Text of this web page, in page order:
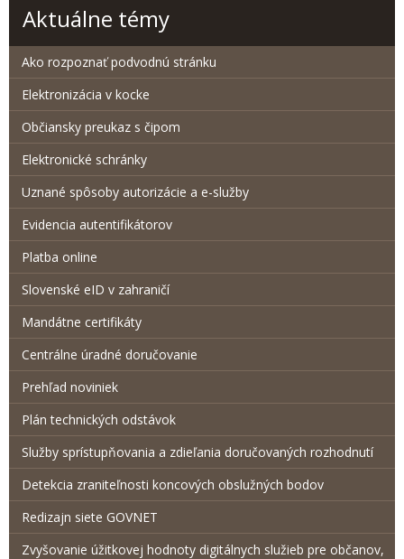
Aktuálne témy
Ako rozpoznať podvodnú stránku
Elektronizácia v kocke
Občiansky preukaz s čipom
Elektronické schránky
Uznané spôsoby autorizácie a e-služby
Evidencia autentifikátorov
Platba online
Slovenské eID v zahraničí
Mandátne certifikáty
Centrálne úradné doručovanie
Prehľad noviniek
Plán technických odstávok
Služby sprístupňovania a zdieľania doručovaných rozhodnutí
Detekcia zraniteľnosti koncových obslužných bodov
Redizajn siete GOVNET
Zvyšovanie úžitkovej hodnoty digitálnych služieb pre občanov,